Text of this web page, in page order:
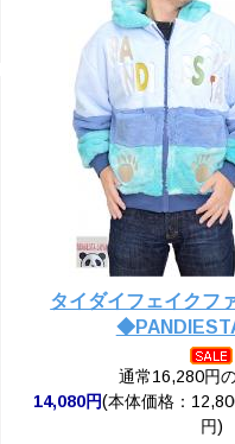
タイダイフェイクフ
通常16,280円
14,080円(本体価格：
円)